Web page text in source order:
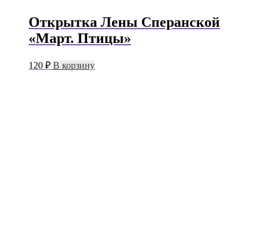
Открытка Лены Сперанской
«Март. Птицы»
120 ₽ В корзину